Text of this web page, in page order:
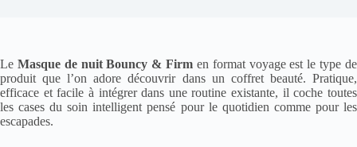
Le Masque de nuit Bouncy & Firm en format voyage est le type de
produit que l’on adore découvrir dans un coffret beauté. Pratique,
efficace et facile à intégrer dans une routine existante, il coche toutes
les cases du soin intelligent pensé pour le quotidien comme pour les
escapades.